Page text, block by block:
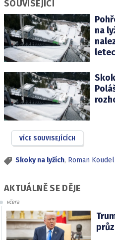
SOUVISEJÍCÍ
na
VÍCE SOUVISEJÍCÍCH
Skoky na lyžích, Roman
AKTUÁLNĚ SE DĚJE
včera